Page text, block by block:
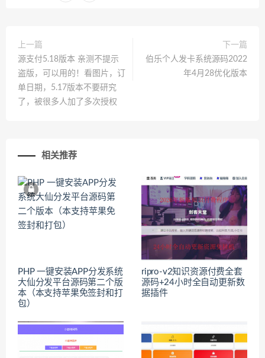
上一篇
源支付5.18版本 亲测不提示
盗版，可以用的！看图片，订
单日期，5.17版本不要研究
了，被很多人加了多次授权
下一篇
伯乐个人发卡系统源码2022
年4月28优化版本
相关推荐
PHP 一键安装APP分发系统
大仙分发平台源码第二个版
本（本支持苹果免签封和打
包）
ripro-v2知识资源付费全套
源码+24小时全自动更新数
据插件